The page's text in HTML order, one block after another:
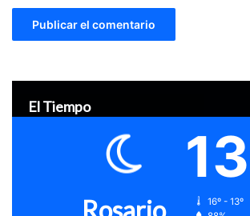
El Tiempo
13
16º - 13º